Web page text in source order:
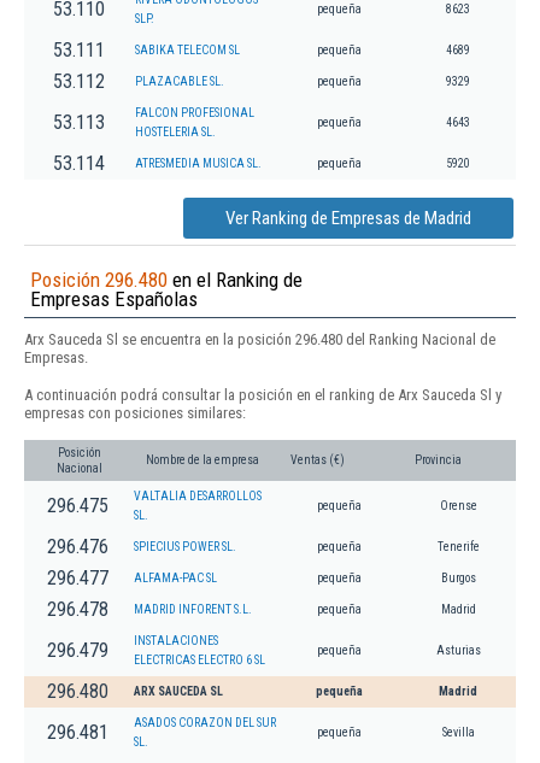
53.110
SLP.
pequeña 8623
53.111 SABIKA TELECOM SL pequeña 4689
53.112 PLAZACABLE SL. pequeña 9329
53.113
FALCON PROFESIONAL
HOSTELERIA SL.
pequeña 4643
53.114 ATRESMEDIA MUSICA SL. pequeña 5920
Ver Ranking de Empresas de Madrid
Posición 296.480 en el Ranking de
Empresas Españolas
Arx Sauceda Sl se encuentra en la posición 296.480 del Ranking Nacional de
Empresas.
A continuación podrá consultar la posición en el ranking de Arx Sauceda Sl y
empresas con posiciones similares:
Posición
Nacional
Nombre de la empresa Ventas (€) Provincia
296.475
VALTALIA DESARROLLOS
SL.
pequeña Orense
296.476 SPIECIUS POWER SL. pequeña Tenerife
296.477 ALFAMA-PAC SL pequeña Burgos
296.478 MADRID INFORENT S.L. pequeña Madrid
296.479
INSTALACIONES
ELECTRICAS ELECTRO 6 SL
pequeña Asturias
296.480 ARX SAUCEDA SL pequeña Madrid
296.481
ASADOS CORAZON DEL SUR
SL.
pequeña Sevilla